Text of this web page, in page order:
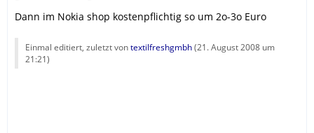
Dann im Nokia shop kostenpflichtig so um 2o-3o Euro
Einmal editiert, zuletzt vontextilfreshgmbh(21. August 2008 um
21:21)